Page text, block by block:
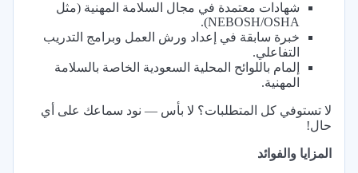
شهادات معتمدة في مجال السلامة المهنية (مثل
NEBOSH/OSHA).
خبرة سابقة في إعداد ورش العمل وبرامج التدريب
التفاعلي.
إلمام باللوائح المحلية السعودية الخاصة بالسلامة
المهنية.
لا تستوفي كل المتطلبات؟ لا بأس — نود سماعك على أي
حال!
المزايا والفوائد